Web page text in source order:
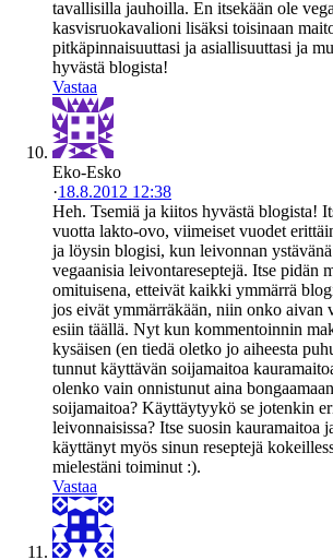
tavallisilla jauhoilla. En itsekään ole
kasvisruokavalioni lisäksi toisinaan
pitkäpinnaisuuttasi ja asiallisuuttasi ja
hyvästä blogista!
Vastaa
Eko-Esko
·18.8.2012 12:38
Heh. Tsemiä ja kiitos hyvästä blogista!
vuotta lakto-ovo, viimeiset vuodet
ja löysin blogisi, kun leivonnan
vegaanisia leivontareseptejä. Itse pidän
omituisena, etteivät kaikki ymmärrä
jos eivät ymmärräkään, niin onko aivan
esiin täällä. Nyt kun kommentoinnin
kysäisen (en tiedä oletko jo aiheesta
tunnut käyttävän soijamaitoa
olenko vain onnistunut aina
soijamaitoa? Käyttäytyykö se jotenkin
leivonnaisissa? Itse suosin kauramaitoa
käyttänyt myös sinun reseptejä
mielestäni toiminut :).
Vastaa